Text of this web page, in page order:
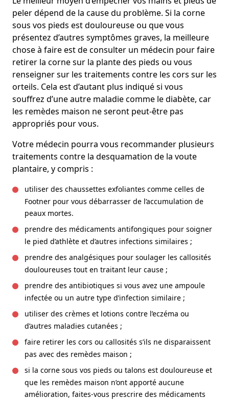
peler dépend de la cause du problème. Si la corne
sous vos pieds est douloureuse ou que vous
présentez d’autres symptômes graves, la meilleure
chose à faire est de consulter un médecin pour faire
retirer la corne sur la plante des pieds ou vous
renseigner sur les traitements contre les cors sur les
orteils. Cela est d’autant plus indiqué si vous
souffrez d’une autre maladie comme le diabète, car
les remèdes maison ne seront peut-être pas
appropriés pour vous.
Votre médecin pourra vous recommander plusieurs
traitements contre la desquamation de la voute
plantaire, y compris :
utiliser des chaussettes exfoliantes comme celles de
Footner pour vous débarrasser de l’accumulation de
peaux mortes.
prendre des médicaments antifongiques pour soigner
le pied d’athlète et d’autres infections similaires ;
prendre des analgésiques pour soulager les callosités
douloureuses tout en traitant leur cause ;
prendre des antibiotiques si vous avez une ampoule
infectée ou un autre type d’infection similaire ;
utiliser des crèmes et lotions contre l’eczéma ou
d’autres maladies cutanées ;
faire retirer les cors ou callosités s’ils ne disparaissent
pas avec des remèdes maison ;
si la corne sous vos pieds ou talons est douloureuse et
que les remèdes maison n’ont apporté aucune
amélioration, faites-vous prescrire des médicaments